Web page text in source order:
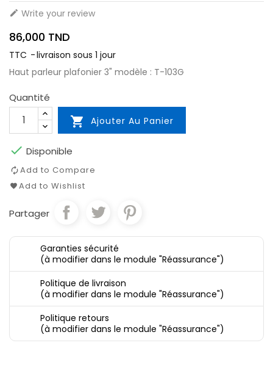
 Write your review
86,000 TND
TTC
livraison sous 1 jour
Haut parleur plafonier 3" modèle : T-103G
Quantité
 Ajouter Au Panier
 Disponible
Add to Compare
Add to Wishlist
Partager
Garanties sécurité
(à modifier dans le module "Réassurance")
Politique de livraison
(à modifier dans le module "Réassurance")
Politique retours
(à modifier dans le module "Réassurance")